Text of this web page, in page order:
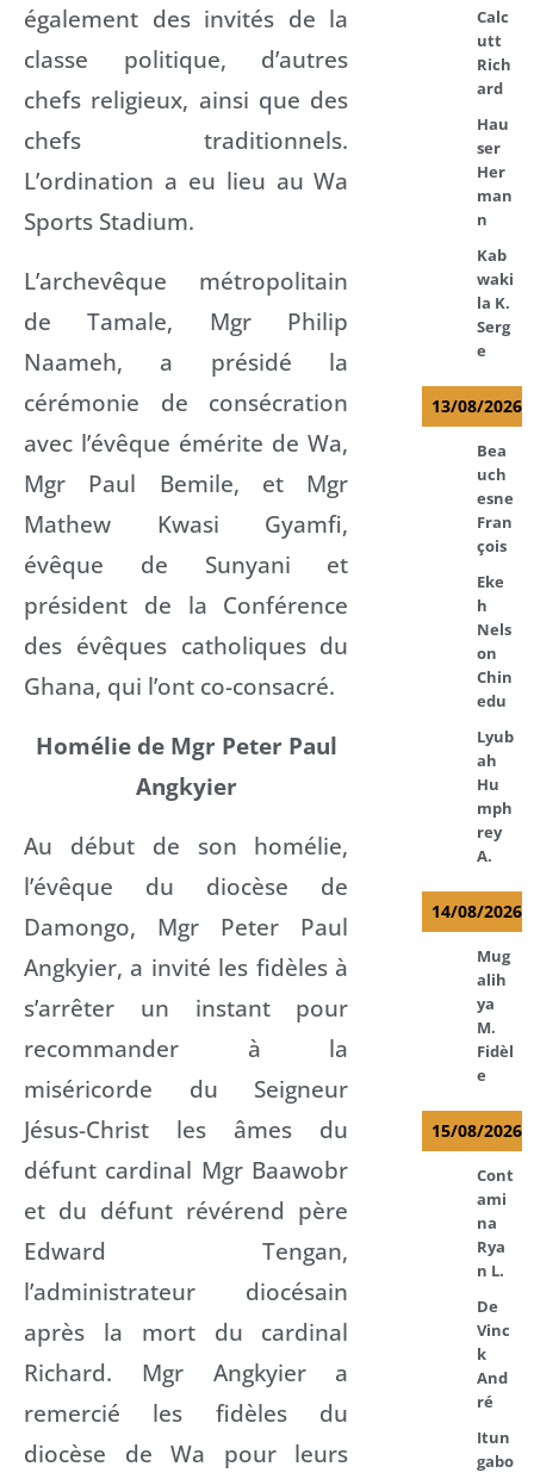
également des invités de la
classe politique, d’autres
chefs religieux, ainsi que des
chefs traditionnels.
L’ordination a eu lieu au Wa
Sports Stadium.
L’archevêque métropolitain
de Tamale, Mgr Philip
Naameh, a présidé la
cérémonie de consécration
avec l’évêque émérite de Wa,
Mgr Paul Bemile, et Mgr
Mathew Kwasi Gyamfi,
évêque de Sunyani et
président de la Conférence
des évêques catholiques du
Ghana, qui l’ont co-consacré.
Homélie de Mgr Peter Paul
Angkyier
Au début de son homélie,
l’évêque du diocèse de
Damongo, Mgr Peter Paul
Angkyier, a invité les fidèles à
s’arrêter un instant pour
recommander à la
miséricorde du Seigneur
Jésus-Christ les âmes du
défunt cardinal Mgr Baawobr
et du défunt révérend père
Edward Tengan,
l’administrateur diocésain
après la mort du cardinal
Richard. Mgr Angkyier a
remercié les fidèles du
diocèse de Wa pour leurs
Calc
utt
Rich
ard
Hau
ser
Her
man
n
Kab
waki
la K.
Serg
e
13/08/2026
Bea
uch
esne
Fran
çois
Eke
h
Nels
on
Chin
edu
Lyub
ah
Hu
mph
rey
A.
14/08/2026
Mug
alih
ya
M.
Fidèl
e
15/08/2026
Cont
ami
na
Rya
n L.
De
Vinc
k
And
ré
Itun
gabo